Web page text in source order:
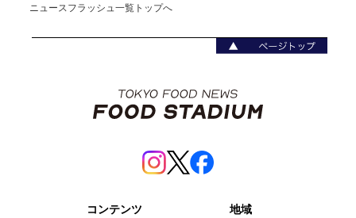
ニュースフラッシュ一覧トップへ
コンテンツ
地域